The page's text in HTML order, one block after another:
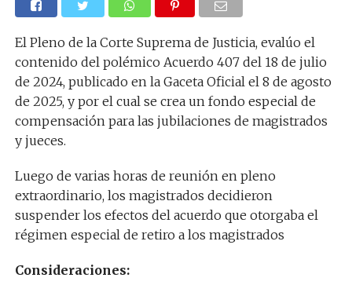
El Pleno de la Corte Suprema de Justicia, evalúo el
contenido del polémico Acuerdo 407 del 18 de julio
de 2024, publicado en la Gaceta Oficial el 8 de agosto
de 2025, y por el cual se crea un fondo especial de
compensación para las jubilaciones de magistrados
y jueces.
Luego de varias horas de reunión en pleno
extraordinario, los magistrados decidieron
suspender los efectos del acuerdo que otorgaba el
régimen especial de retiro a los magistrados
Consideraciones: